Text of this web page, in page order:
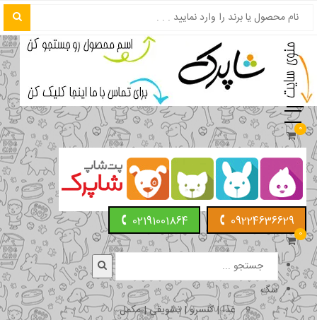
0
09224636629
02191001864
0
سگ
غذا | کنسرو | تشویقی | مکمل